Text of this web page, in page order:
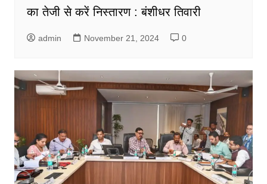
का तेजी से करें निस्तारण : बंशीधर तिवारी
admin November 21, 2024 0